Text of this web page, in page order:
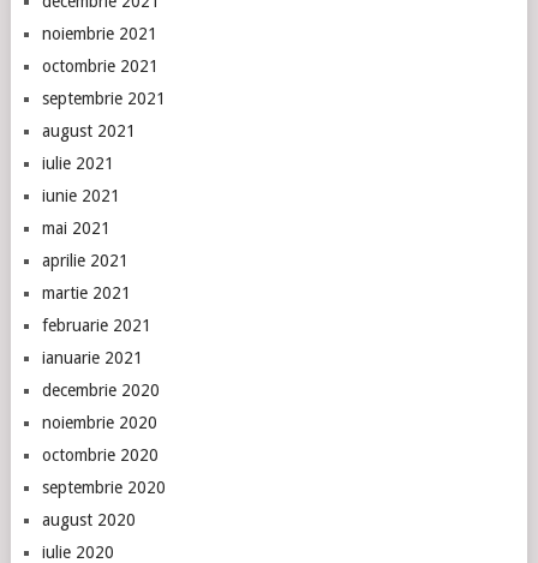
noiembrie 2021
octombrie 2021
septembrie 2021
august 2021
iulie 2021
iunie 2021
mai 2021
aprilie 2021
martie 2021
februarie 2021
ianuarie 2021
decembrie 2020
noiembrie 2020
octombrie 2020
septembrie 2020
august 2020
iulie 2020